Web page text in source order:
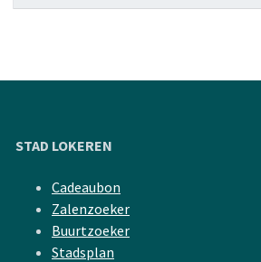
STAD LOKEREN
Cadeaubon
Zalenzoeker
Buurtzoeker
Stadsplan